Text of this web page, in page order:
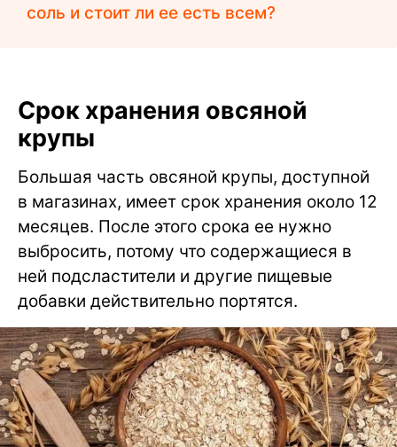
соль и стоит ли ее есть всем?
Срок хранения овсяной
крупы
Большая часть овсяной крупы, доступной
в магазинах, имеет срок хранения около 12
месяцев. После этого срока ее нужно
выбросить, потому что содержащиеся в
ней подсластители и другие пищевые
добавки действительно портятся.